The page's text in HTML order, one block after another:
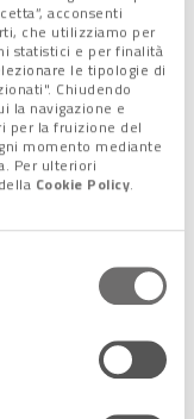
acconsenti
che utilizziamo per
statistici e per finalità
le tipologie di
Chiudendo
la navigazione e
per la fruizione del
momento mediante
Per ulteriori
Cookie Policy.
partito nel
delle aziende locali,
oltre le famose
di San Marco
è
internazionale di
i luoghi “con un